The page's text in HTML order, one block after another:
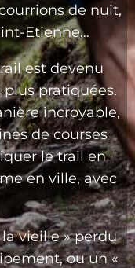
de nuit,
Etienne…
est devenu
plus pratiquées.
incroyable,
de courses
le trail en
en ville, avec
vieille » perdu
ou un «